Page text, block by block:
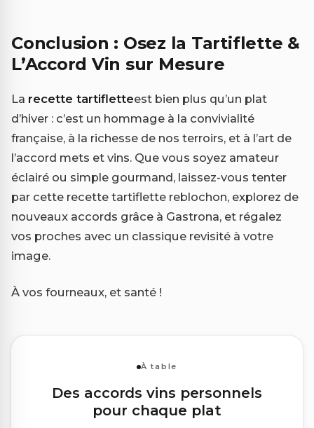
Conclusion : Osez la Tartiflette &
L’Accord Vin sur Mesure
La recette tartifletteest bien plus qu’un plat
d’hiver : c’est un hommage à la convivialité
française, à la richesse de nos terroirs, et à l’art de
l’accord mets et vins. Que vous soyez amateur
éclairé ou simple gourmand, laissez-vous tenter
par cette recette tartiflette reblochon, explorez de
nouveaux accords grâce à Gastrona, et régalez
vos proches avec un classique revisité à votre
image.
À vos fourneaux, et santé !
À table
Des accords vins personnels
pour chaque plat